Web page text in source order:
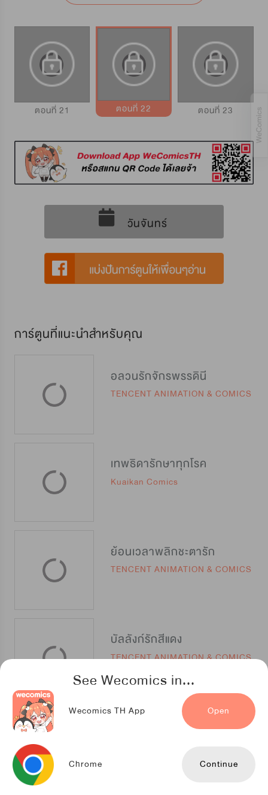
See Wecomics in...
Wecomics TH App Open
Chrome Continue
ตอนที่ 21 ตอนที่ 22 ตอนที่ 23
วันจันทร์
การ์ตูนที่แนะนำสำหรับคุณ
อลวนรักจักรพรรดินี
TENCENT ANIMATION & COMICS
เทพธิดารักษาทุกโรค
Kuaikan Comics
ย้อนเวลาพลิกชะตารัก
TENCENT ANIMATION & COMICS
บัลลังก์รักสีแดง
TENCENT ANIMATION & COMICS
พอแล้ว พอที ชาตินี้ข้าขอโสด